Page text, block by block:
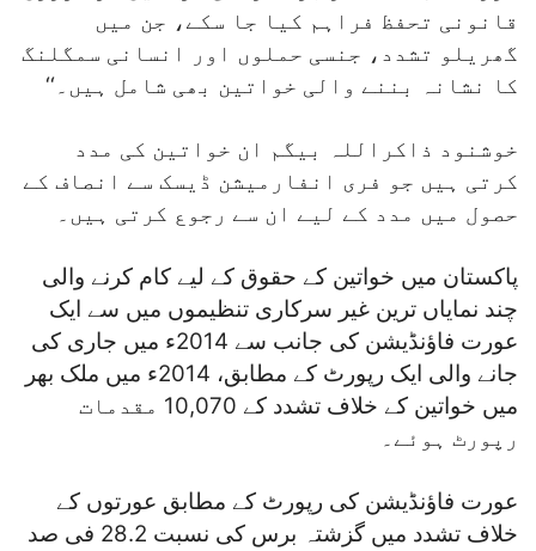
قانونی تحفظ فراہم کیا جا سکے، جن میں
گھریلو تشدد، جنسی حملوں اور انسانی سمگلنگ
کا نشانہ بننے والی خواتین بھی شامل ہیں۔‘‘
خوشنود ذاکراللہ بیگم ان خواتین کی مدد
کرتی ہیں جو فری انفارمیشن ڈیسک سے انصاف کے
حصول میں مدد کے لیے ان سے رجوع کرتی ہیں۔
پاکستان میں خواتین کے حقوق کے لیے کام کرنے والی
چند نمایاں ترین غیر سرکاری تنظیموں میں سے ایک
عورت فاؤنڈیشن کی جانب سے 2014ء میں جاری کی
جانے والی ایک رپورٹ کے مطابق، 2014ء میں ملک بھر
میں خواتین کے خلاف تشدد کے 10,070 مقدمات
رپورٹ ہوئے۔
عورت فاؤنڈیشن کی رپورٹ کے مطابق عورتوں کے
خلاف تشدد میں گزشتہ برس کی نسبت 28.2 فی صد